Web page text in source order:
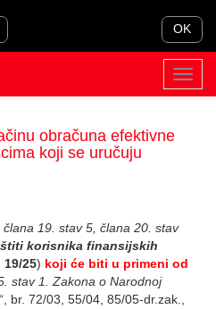
OK
obračuna efektivne
koji se uručuju
19. stav 5, člana 20. stav
korisnika finansijskih
19/25) koji će biti u primeni od
stav 1. Zakona o Narodnoj
br. 72/03, 55/04, 85/05-dr.zak.,